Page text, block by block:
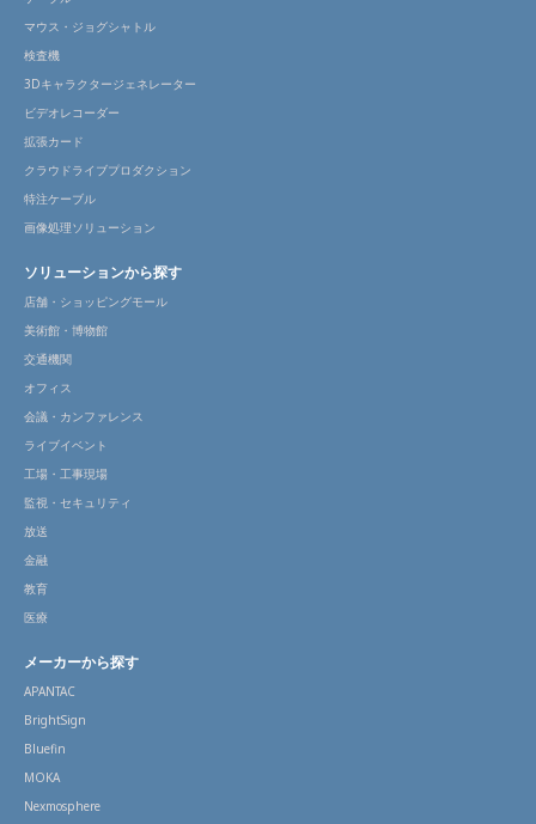
マウス・ジョグシャトル
検査機
3Dキャラクタージェネレーター
ビデオレコーダー
拡張カード
クラウドライブプロダクション
特注ケーブル
画像処理ソリューション
ソリューションから探す
店舗・ショッピングモール
美術館・博物館
交通機関
オフィス
会議・カンファレンス
ライブイベント
工場・工事現場
監視・セキュリティ
放送
金融
教育
医療
メーカーから探す
APANTAC
BrightSign
Bluefin
MOKA
Nexmosphere